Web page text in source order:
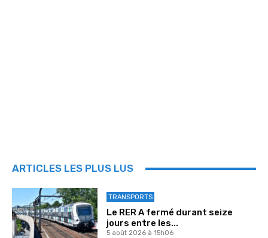
ARTICLES LES PLUS LUS
TRANSPORTS
Le RER A fermé durant seize
jours entre les...
5 août 2026 à 15h06